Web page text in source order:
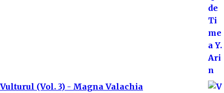
Vulturul (Vol. 3) - Magna Valachia